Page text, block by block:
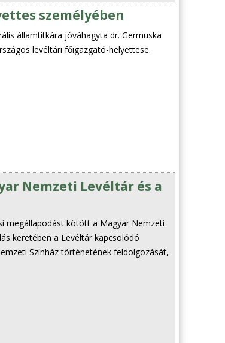
személyében
államtitkára jóváhagyta dr. Germuska
levéltári főigazgató-helyettese.
Nemzeti Levéltár és a
megállapodást kötött a Magyar Nemzeti
keretében a Levéltár kapcsolódó
Színház történetének feldolgozását,